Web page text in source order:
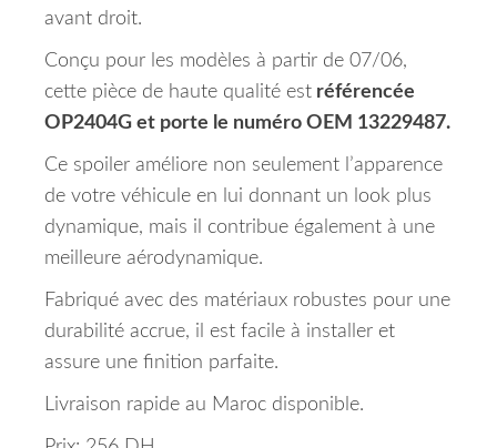
avant droit.
Conçu pour les modèles à partir de 07/06,
cette pièce de haute qualité est référencée
OP2404G et porte le numéro OEM 13229487.
Ce spoiler améliore non seulement l’apparence
de votre véhicule en lui donnant un look plus
dynamique, mais il contribue également à une
meilleure aérodynamique.
Fabriqué avec des matériaux robustes pour une
durabilité accrue, il est facile à installer et
assure une finition parfaite.
Livraison rapide au Maroc disponible.